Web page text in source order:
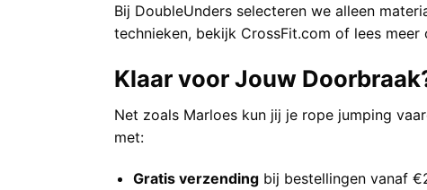
Bij DoubleUnders selecteren we alleen
technieken, bekijk CrossFit.com of lees meer
Klaar voor Jouw
Net zoals Marloes kun jij je rope jumping
met:
Gratis verzendingbij bestellingen vanaf